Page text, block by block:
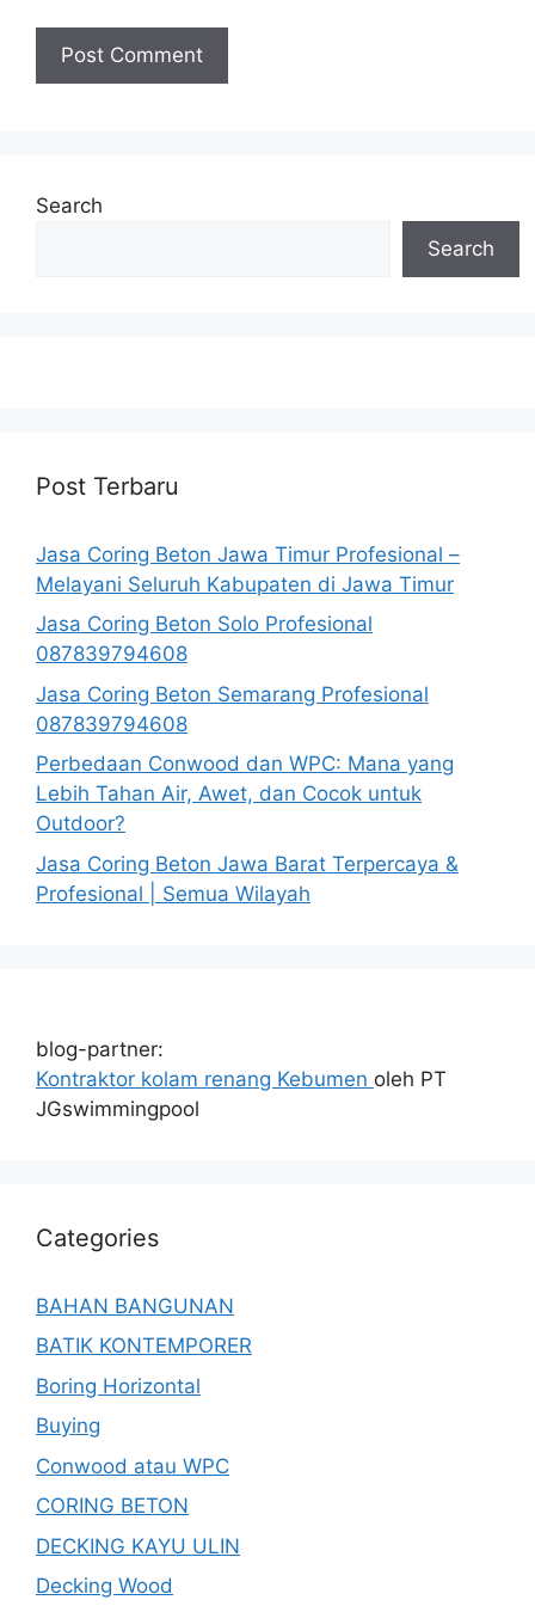
Search
Search
Post Terbaru
Jasa Coring Beton Jawa Timur Profesional –
Melayani Seluruh Kabupaten di Jawa Timur
Jasa Coring Beton Solo Profesional
087839794608
Jasa Coring Beton Semarang Profesional
087839794608
Perbedaan Conwood dan WPC: Mana yang
Lebih Tahan Air, Awet, dan Cocok untuk
Outdoor?
Jasa Coring Beton Jawa Barat Terpercaya &
Profesional | Semua Wilayah
blog-partner:
Kontraktor kolam renang Kebumen oleh PT
JGswimmingpool
Categories
BAHAN BANGUNAN
BATIK KONTEMPORER
Boring Horizontal
Buying
Conwood atau WPC
CORING BETON
DECKING KAYU ULIN
Decking Wood